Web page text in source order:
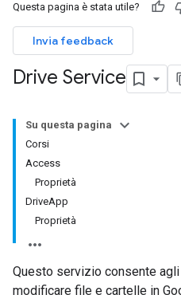
Questa pagina è stata utile?
Invia feedback
Drive Service
Su questa pagina
Corsi
Access
Proprietà
DriveApp
Proprietà
Questo servizio consente
modificare file e cartelle in